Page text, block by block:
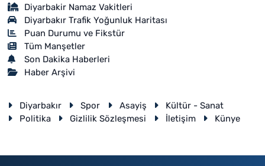
Diyarbakir Namaz Vakitleri
Diyarbakır Trafik Yoğunluk Haritası
Puan Durumu ve Fikstür
Tüm Manşetler
Son Dakika Haberleri
Haber Arşivi
Diyarbakır Spor Asayiş
Kültür - Sanat
Politika
Gizlilik Sözleşmesi İletişim Künye